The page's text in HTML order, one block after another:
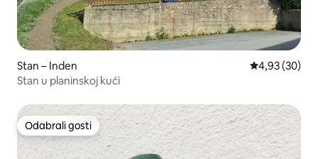
Stan – Inden Prosječna
4,93 (30)
Stan u planinskoj kući
Odabrali gosti
Odabrali gosti